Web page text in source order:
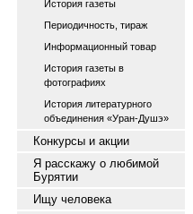
История газеты
Периодичность, тираж
Информационный товар
История газеты в
фотографиях
История литературного
объединения «Уран-Душэ»
Конкурсы и акции
Я расскажу о любимой
Бурятии
Ищу человека